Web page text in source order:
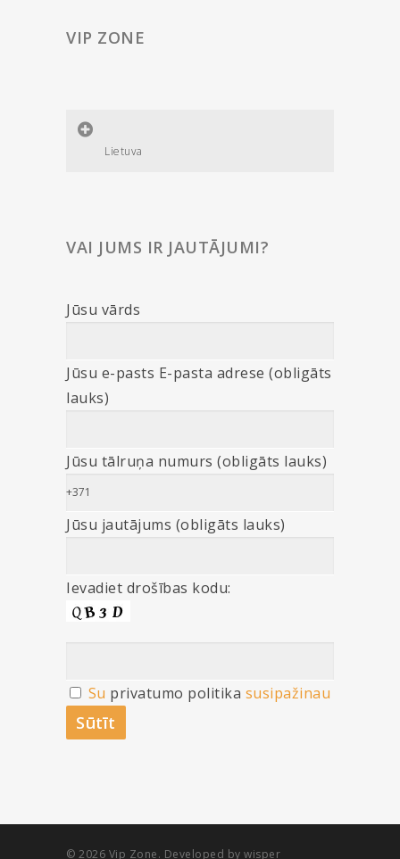
VIP ZONE
Lietuva
VAI JUMS IR JAUTĀJUMI?
Jūsu vārds
Jūsu e-pasts E-pasta adrese (obligāts
lauks)
Jūsu tālruņa numurs (obligāts lauks)
Jūsu jautājums (obligāts lauks)
Ievadiet drošības kodu:
Su privatumo politika susipažinau
© 2026 Vip Zone. Developed by wisper